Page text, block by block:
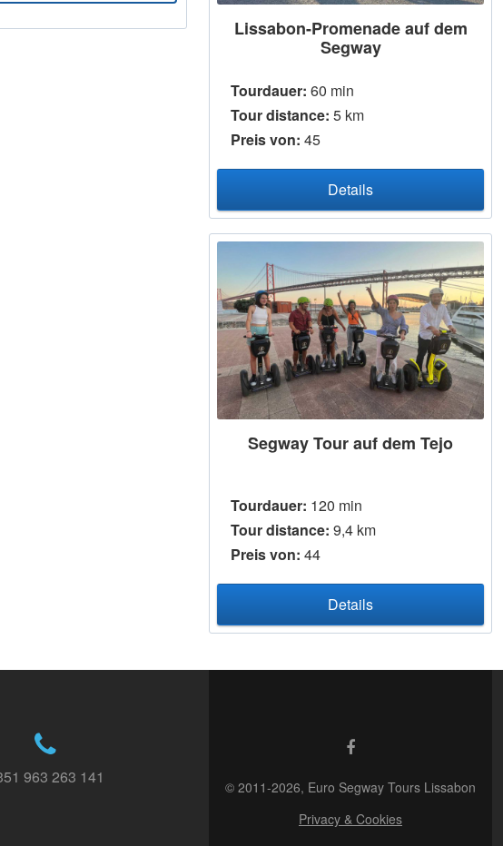
Lissabon-Promenade auf dem
Segway
Tourdauer: 60 min
Tour distance: 5 km
Preis von: 45
Details
Segway Tour auf dem Tejo
Tourdauer: 120 min
Tour distance: 9,4 km
Preis von: 44
Details
963 263 141
© 2011-2026, Euro Segway Tours Lissabon
Privacy & Cookies